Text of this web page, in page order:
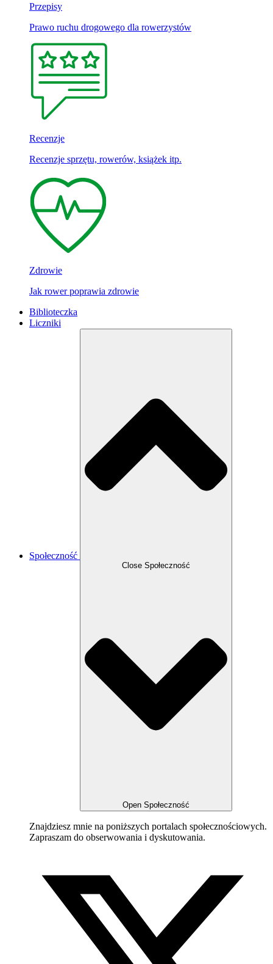
Przepisy
Prawo ruchu drogowego dla rowerzystów
Recenzje
Recenzje sprzętu, rowerów, książek itp.
Zdrowie
Jak rower poprawia zdrowie
Biblioteczka
Liczniki
Społeczność
Close Społeczność
Open Społeczność
Znajdziesz mnie na poniższych portalach społecznościowych.
Zapraszam do obserwowania i dyskutowania.